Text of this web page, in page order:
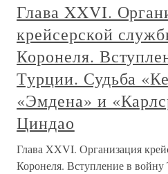
Глава XXVI.
крейсерской
Коронеля.
Турции. Судьба
«Эмдена» и
Циндао
Глава XXVI. Организация
Коронеля. Вступление в